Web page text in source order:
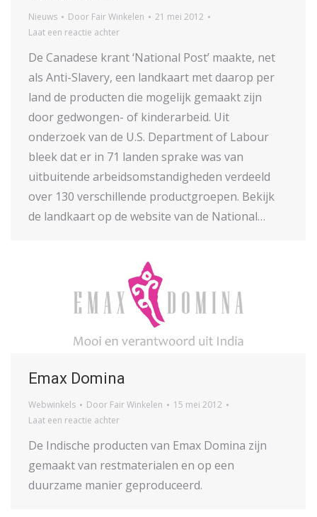
Nieuws Door Fair Winkelen
21 mei 2012
Laat een reactie achter
De Canadese krant ‘National Post’ maakte, net
als Anti-Slavery, een landkaart met daarop per
land de producten die mogelijk gemaakt zijn
door gedwongen- of kinderarbeid. Uit
onderzoek van de U.S. Department of Labour
bleek dat er in 71 landen sprake was van
uitbuitende arbeidsomstandigheden verdeeld
over 130 verschillende productgroepen. Bekijk
de landkaart op de website van de National…
Emax Domina
Webwinkels Door Fair Winkelen
15 mei 2012
Laat een reactie achter
De Indische producten van Emax Domina zijn
gemaakt van restmaterialen en op een
duurzame manier geproduceerd.